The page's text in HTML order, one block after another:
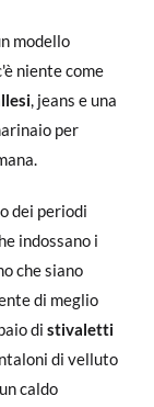
modello
niente come
, jeans e una
per
dei periodi
indossano i
che siano
di meglio
di stivaletti
di velluto
caldo